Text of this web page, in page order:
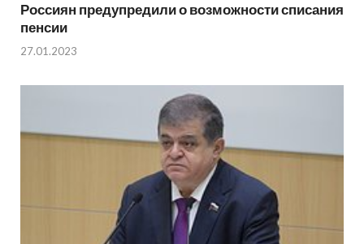
Россиян предупредили о возможности списания
пенсии
27.01.2023